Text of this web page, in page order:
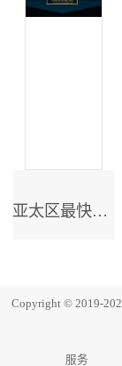
亚太区最快成长奖
Copyright © 2019-
服务